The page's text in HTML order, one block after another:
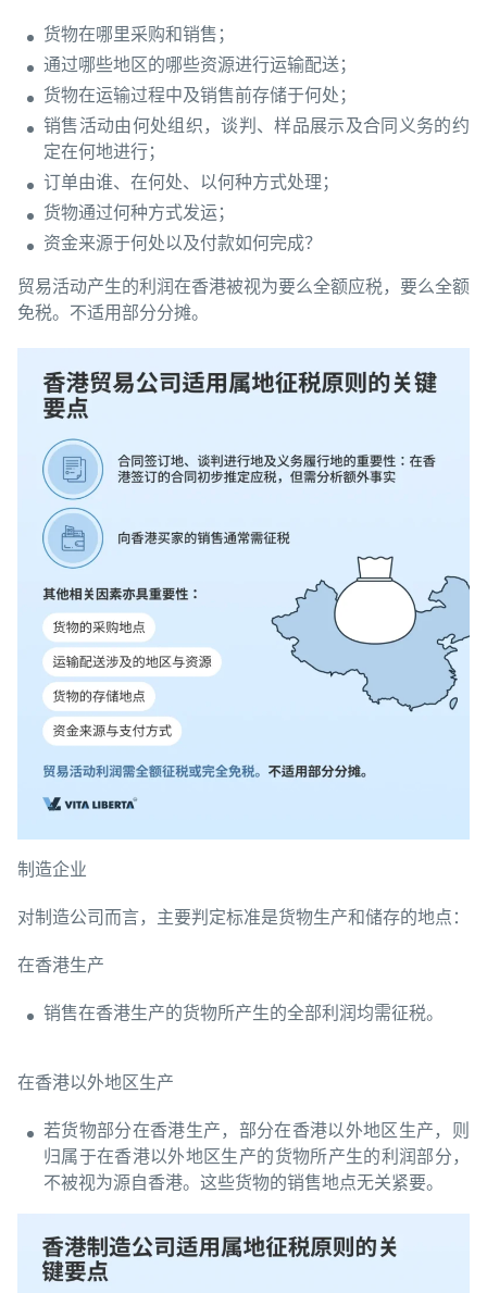
货物在哪里采购和销售；
通过哪些地区的哪些资源进行运输配送；
货物在运输过程中及销售前存储于何处；
销售活动由何处组织，谈判、样品展示及合同义务的约
定在何地进行；
订单由谁、在何处、以何种方式处理；
货物通过何种方式发运；
资金来源于何处以及付款如何完成？
贸易活动产生的利润在香港被视为要么全额应税，要么全额
免税。不适用部分分摊。
制造企业
对制造公司而言，主要判定标准是货物生产和储存的地点：
在香港生产
销售在香港生产的货物所产生的全部利润均需征税。
在香港以外地区生产
若货物部分在香港生产，部分在香港以外地区生产，则
归属于在香港以外地区生产的货物所产生的利润部分，
不被视为源自香港。这些货物的销售地点无关紧要。